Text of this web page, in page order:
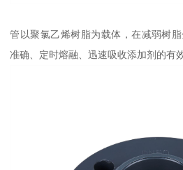
管以聚氯乙烯树脂为载体，在减弱树
准确、定时熔融、迅速吸收添加剂的有